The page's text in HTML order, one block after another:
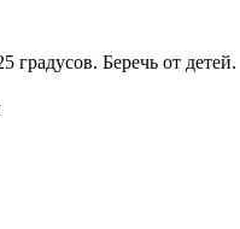
градусов. Беречь от детей.